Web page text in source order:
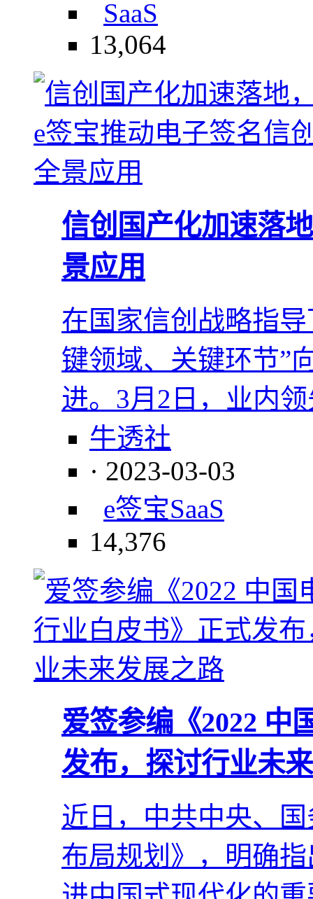
SaaS
13,064
信创国产化加速落
景应用
在国家信创战略指
键领域、关键环节”
进。3月2日，业内
牛透社
· 2023-03-03
e签宝SaaS
14,376
爱签参编《2022 中
发布，探讨行业未
近日，中共中央、
布局规划》，明确